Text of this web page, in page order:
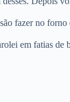
fazer no forno
em fatias